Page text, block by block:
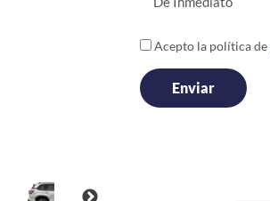
Acepto la política de